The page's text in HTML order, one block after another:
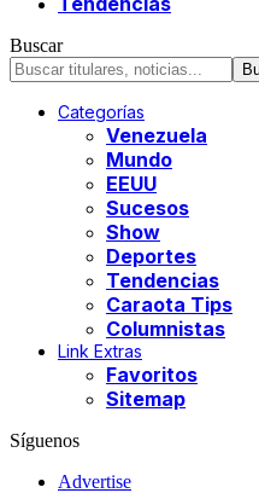
Buscar
Categorías
Venezuela
Mundo
EEUU
Sucesos
Show
Deportes
Tendencias
Caraota Tips
Columnistas
Link Extras
Favoritos
Sitemap
Síguenos
Advertise